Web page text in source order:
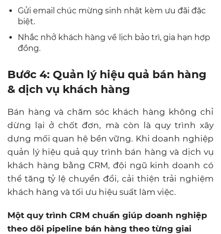
Gửi email chúc mừng sinh nhật kèm ưu đãi đặc
biệt.
Nhắc nhở khách hàng về lịch bảo trì, gia hạn hợp
đồng.
Bước 4: Quản lý hiệu quả bán hàng
& dịch vụ khách hàng
Bán hàng và chăm sóc khách hàng không chỉ
dừng lại ở chốt đơn, mà còn là quy trình xây
dựng mối quan hệ bền vững. Khi doanh nghiệp
quản lý hiệu quả quy trình bán hàng và dịch vụ
khách hàng bằng CRM, đội ngũ kinh doanh có
thể tăng tỷ lệ chuyển đổi, cải thiện trải nghiệm
khách hàng và tối ưu hiệu suất làm việc.
Một quy trình CRM chuẩn giúp doanh nghiệp
theo dõi pipeline bán hàng theo từng giai